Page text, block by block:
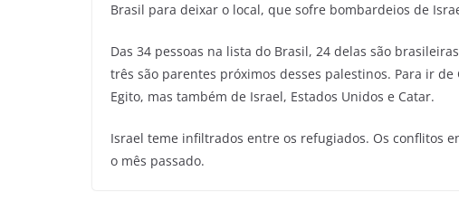
Brasil para deixar o local, que sofre bombardeios de
Das 34 pessoas na lista do Brasil, 24 delas são
três são parentes próximos desses palestinos. Para ir
Egito, mas também de Israel, Estados Unidos e Catar.
Israel teme infiltrados entre os refugiados. Os conflitos
o mês passado.